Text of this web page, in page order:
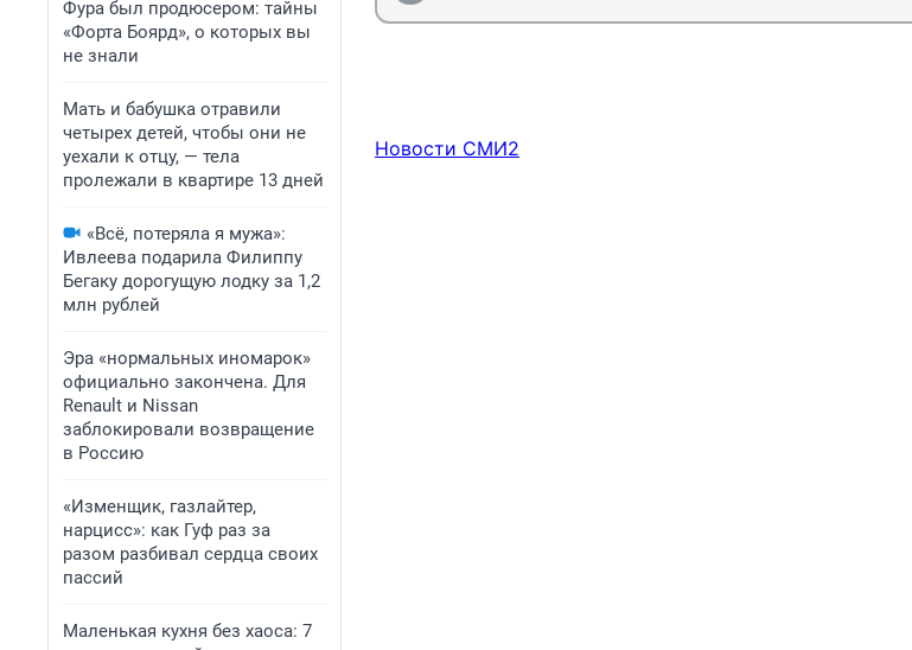
Фура был продюсером: тайны
«Форта Боярд», о которых вы
не знали
Мать и бабушка отравили
четырех детей, чтобы они не
уехали к отцу, — тела
пролежали в квартире 13 дней
«Всё, потеряла я мужа»:
Ивлеева подарила Филиппу
Бегаку дорогущую лодку за 1,2
млн рублей
Эра «нормальных иномарок»
официально закончена. Для
Renault и Nissan
заблокировали возвращение
в Россию
«Изменщик, газлайтер,
нарцисс»: как Гуф раз за
разом разбивал сердца своих
пассий
Маленькая кухня без хаоса: 7
Новости СМИ2